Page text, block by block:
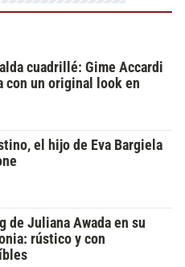
cuadrillé: Gime Accardi
con un original look en
el hijo de Eva Bargiela
de Juliana Awada en su
rústico y con